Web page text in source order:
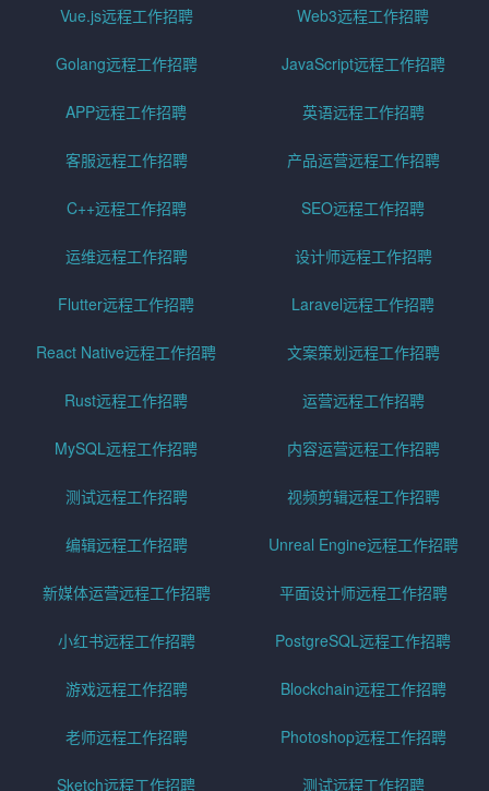
Vue.js远程工作招聘 Web3远程工作招聘
Golang远程工作招聘 JavaScript远程工作招聘
APP远程工作招聘 英语远程工作招聘
客服远程工作招聘 产品运营远程工作招聘
C++远程工作招聘 SEO远程工作招聘
运维远程工作招聘 设计师远程工作招聘
Flutter远程工作招聘 Laravel远程工作招聘
React Native远程工作招聘 文案策划远程工作招聘
Rust远程工作招聘 运营远程工作招聘
MySQL远程工作招聘 内容运营远程工作招聘
测试远程工作招聘 视频剪辑远程工作招聘
编辑远程工作招聘 Unreal Engine远程工作招聘
新媒体运营远程工作招聘 平面设计师远程工作招聘
小红书远程工作招聘 PostgreSQL远程工作招聘
游戏远程工作招聘 Blockchain远程工作招聘
老师远程工作招聘 Photoshop远程工作招聘
Sketch远程工作招聘 测试远程工作招聘